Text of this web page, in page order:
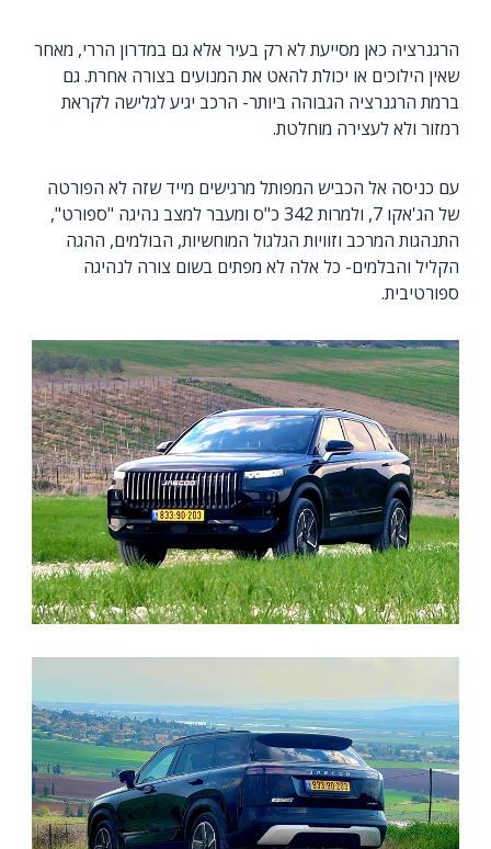
הרגנרציה כאן מסייעת לא רק בעיר אלא גם במדרון הררי, מאחר
שאין הילוכים או יכולת להאט את המנועים בצורה אחרת. גם
ברמת הרגנרציה הגבוהה ביותר- הרכב יגיע לגלישה לקראת
רמזור ולא לעצירה מוחלטת.
עם כניסה אל הכביש המפותל מרגישים מייד שזה לא הפורטה
של הג'אקו 7, ולמרות 342 כ"ס ומעבר למצב נהיגה "ספורט",
התנהגות המרכב וזוויות הגלגול המוחשיות, הבולמים, ההגה
הקליל והבלמים- כל אלה לא מפתים בשום צורה לנהיגה
ספורטיבית.